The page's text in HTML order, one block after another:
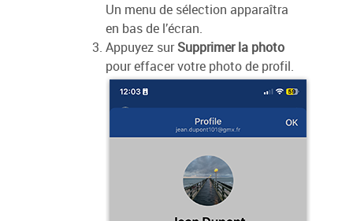
Un menu de sélection apparaîtra
en bas de l’écran.
Appuyez surSupprimer la photo
pour effacer votre photo de profil.